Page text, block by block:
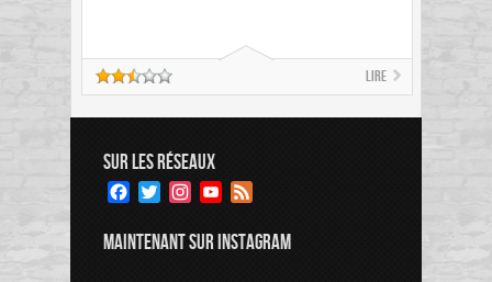
Lire
SUR LES RÉSEAUX
Facebook
TwitterInstagramYouTube
MAINTENANT SUR INSTAGRAM